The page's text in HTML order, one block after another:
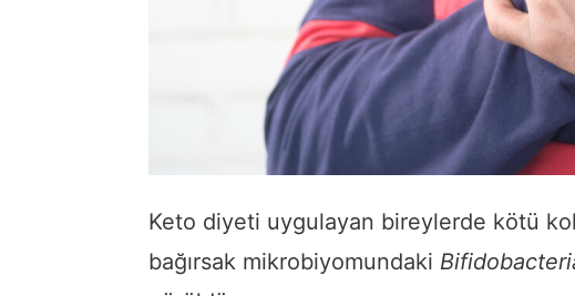
Keto diyeti uygulayan bireylerde kötü
bağırsak mikrobiyomundaki